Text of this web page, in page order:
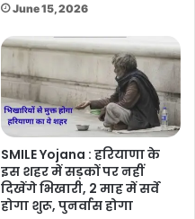
June 15, 2026
SMILE Yojana : हरियाणा के
इस शहर में सड़कों पर नहीं
दिखेंगे भिखारी, 2 माह में सर्वे
होगा शुरू, पुनर्वास होगा